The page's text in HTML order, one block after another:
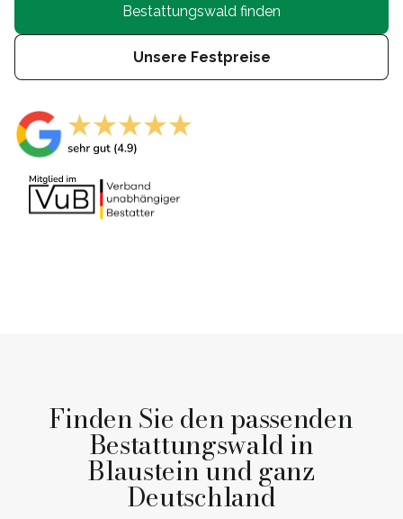
Bestattungswald finden
Unsere Festpreise
Finden Sie den passenden
Bestattungswald in
Blaustein und ganz
Deutschland